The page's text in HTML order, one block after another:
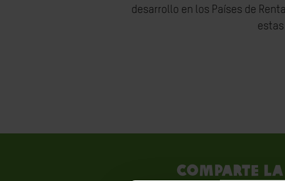
desarrollo en los Países de
Comparte